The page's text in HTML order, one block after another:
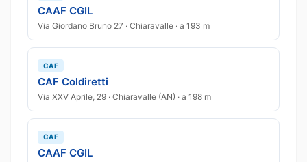
CAAF CGIL
Via Giordano Bruno 27 · Chiaravalle · a 193 m
CAF
CAF Coldiretti
Via XXV Aprile, 29 · Chiaravalle (AN) · a 198 m
CAF
CAAF CGIL